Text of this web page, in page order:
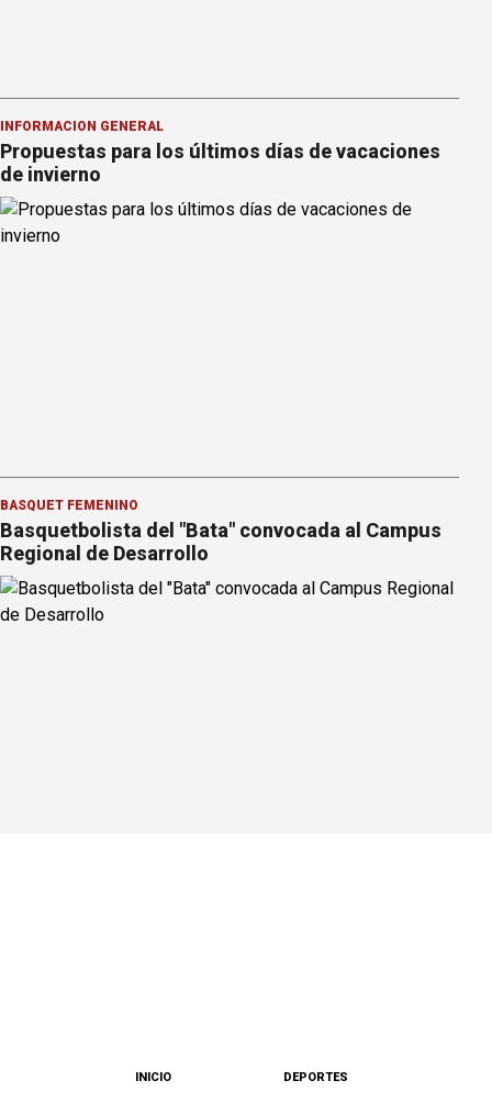
INFORMACION GENERAL
Propuestas para los últimos días de vacaciones
de invierno
BÁSQUET FEMENINO
Basquetbolista del "Bata" convocada al Campus
Regional de Desarrollo
INICIO DEPORTES